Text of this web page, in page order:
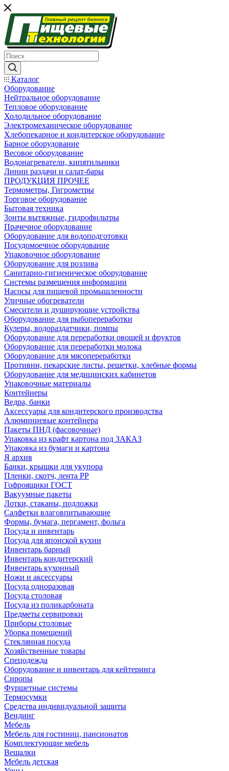
Каталог
Оборудование
Нейтральное оборудование
Тепловое оборудование
Холодильное оборудование
Электромеханическое оборудование
Хлебопекарное и кондитерское оборудование
Барное оборудование
Весовое оборудование
Водонагреватели, кипятильники
Линии раздачи и салат-бары
ПРОДУКЦИЯ ПРОЧЕЕ
Термометры, Гигрометры
Торговое оборудование
Бытовая техника
Зонты вытяжные, гидрофильтры
Прачечное оборудование
Оборудование для водоподготовки
Посудомоечное оборудование
Упаковочное оборудование
Оборудование для розлива
Санитарно-гигиеническое оборудование
Системы размещения информации
Насосы для пищевой промышленности
Уличные обогреватели
Смесители и душирующие устройства
Оборудование для рыбопереработки
Кулеры, водораздатчики, помпы
Оборудование для переработки овощей и фруктов
Оборудование для переработки молока
Оборудование для мясопереработки
Противни, пекарские листы, решетки, хлебные формы
Оборудование для медицинских кабинетов
Упаковочные материалы
Контейнеры
Ведра, банки
Аксессуары для кондитерского производства
Алюминиевые контейнера
Пакеты ПНД (фасовочные)
Упаковка из крафт картона под ЗАКАЗ
Упаковка из бумаги и картона
Я архив
Банки, крышки для укупора
Пленки, скотч, лента РР
Гофроящики ГОСТ
Вакуумные пакеты
Лотки, стаканы, подложки
Салфетки влаговпитывающие
Формы, бумага, пергамент, фольга
Посуда и инвентарь
Посуда для японской кухни
Инвентарь барный
Инвентарь кондитерский
Инвентарь кухонный
Ножи и аксессуары
Посуда одноразовая
Посуда столовая
Посуда из поликарбоната
Предметы сервировки
Приборы столовые
Уборка помещений
Стеклянная посуда
Хозяйственные товары
Спецодежда
Оборудование и инвентарь для кейтеринга
Сиропы
Фуршетные системы
Термосумки
Средства индивидуальной защиты
Вендинг
Мебель
Мебель для гостиниц, пансионатов
Комплектующие мебель
Вешалки
Мебель детская